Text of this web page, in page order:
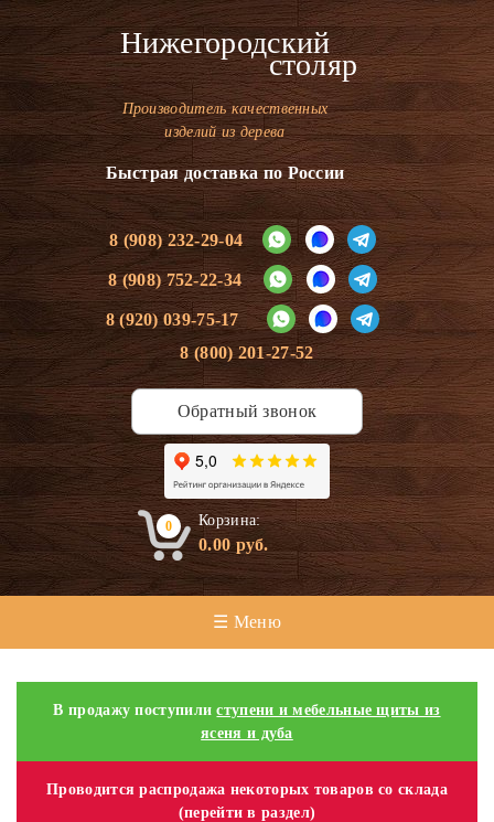
Нижегородский
столяр
Производитель качественных
изделий из дерева
Быстрая доставка по России
8 (908) 232-29-04
8 (908) 752-22-34
8 (920) 039-75-17
8 (800) 201-27-52
Обратный звонок
0 Корзина:
0.00руб.
☰ Меню
В продажу поступилиступени и мебельные щиты из
ясеня и дуба
Проводится распродажа некоторых товаров со склада
(перейти в раздел)